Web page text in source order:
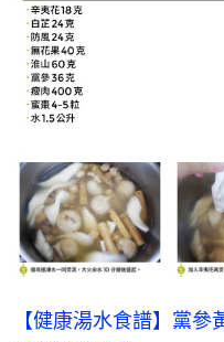
【健康湯水食譜】黨